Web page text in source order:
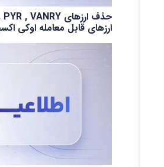
ارزهای قابل معامله اوکی